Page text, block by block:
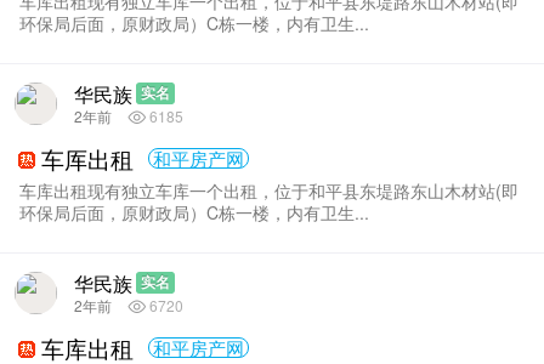
环保局后面，原财政局）C栋一楼，内有卫生...
实名
华民族
2年前 6185
车厍出租 和平房产网
车库出租现有独立车库一个出租，位于和平县东堤路东山木材站(即
环保局后面，原财政局）C栋一楼，内有卫生...
实名
华民族
2年前 6720
车库出租 和平房产网